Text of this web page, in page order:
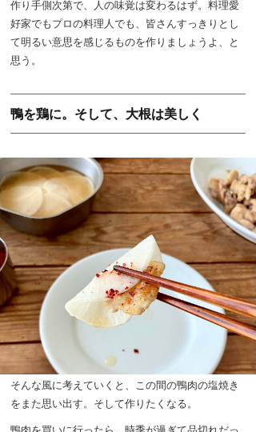
作り手側次第で、人の味覚は変わるはず。料理愛
好家でもプロの料理人でも、皆さんすっきりとし
て明るい意思を感じるものを作りましょうよ、と
思う。
鴨を鶏に。そして、大根は美しく
そんな風に考えていくと、この間の鴨肉の塩焼き
をまた思い出す。そして作りたくなる。